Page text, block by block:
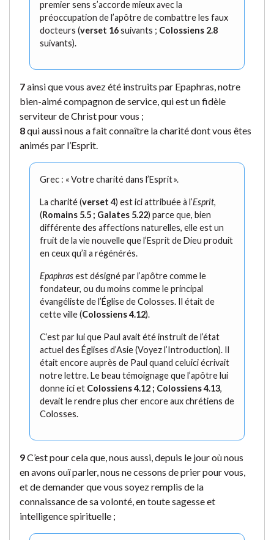
premier sens s’accorde mieux avec la
préoccupation de l’apôtre de combattre les faux
docteurs (verset 16suivants ; Colossiens 2.8
suivants).
7ainsi que vous avez été instruits par Epaphras, notre
bien-aimé compagnon de service, qui est un fidèle
serviteur de Christ pour vous ;
8qui aussi nous a fait connaître la charité dont vous êtes
animés par l’Esprit.
Grec : « Votre charité dans l’Esprit ».
La charité (verset 4) est ici attribuée à l’Esprit,
(Romains 5.5 ; Galates 5.22) parce que, bien
différente des affections naturelles, elle est un
fruit de la vie nouvelle que l’Esprit de Dieu produit
en ceux qu’il a régénérés.
Epaphrasest désigné par l’apôtre comme le
fondateur, ou du moins comme le principal
évangéliste de l’Église de Colosses. Il était de
cette ville (Colossiens 4.12).
C’est par lui que Paul avait été instruit de l’état
actuel des Églises d’Asie (Voyez l’Introduction). Il
était encore auprès de Paul quand celuici écrivait
notre lettre. Le beau témoignage que l’apôtre lui
donne ici et Colossiens 4.12 ; Colossiens 4.13,
devait le rendre plus cher encore aux chrétiens de
Colosses.
9C’est pour cela que, nous aussi, depuis le jour où nous
en avons ouï parler, nous ne cessons de prier pour vous,
et de demander que vous soyez remplis de la
connaissance de sa volonté, en toute sagesse et
intelligence spirituelle ;